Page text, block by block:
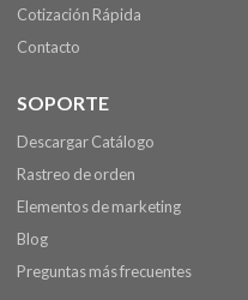
Cotización Rápida
Contacto
SOPORTE
Descargar Catálogo
Rastreo de orden
Elementos de marketing
Blog
Preguntas más frecuentes